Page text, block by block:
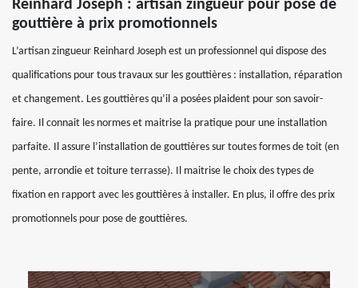
Reinhard Joseph : artisan zingueur pour pose de
gouttière à prix promotionnels
L’artisan zingueur Reinhard Joseph est un professionnel qui dispose des
qualifications pour tous travaux sur les gouttières : installation, réparation
et changement. Les gouttières qu’il a posées plaident pour son savoir-
faire. Il connait les normes et maitrise la pratique pour une installation
parfaite. Il assure l’installation de gouttières sur toutes formes de toit (en
pente, arrondie et toiture terrasse). Il maitrise le choix des types de
fixation en rapport avec les gouttières à installer. En plus, il offre des prix
promotionnels pour pose de gouttières.